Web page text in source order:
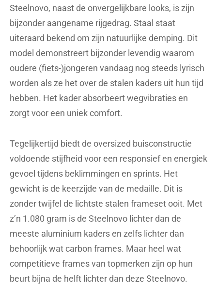
Steelnovo, naast de onvergelijkbare looks, is zijn
bijzonder aangename rijgedrag. Staal staat
uiteraard bekend om zijn natuurlijke demping. Dit
model demonstreert bijzonder levendig waarom
oudere (fiets-)jongeren vandaag nog steeds lyrisch
worden als ze het over de stalen kaders uit hun tijd
hebben. Het kader absorbeert wegvibraties en
zorgt voor een uniek comfort.
Tegelijkertijd biedt de oversized buisconstructie
voldoende stijfheid voor een responsief en energiek
gevoel tijdens beklimmingen en sprints. Het
gewicht is de keerzijde van de medaille. Dit is
zonder twijfel de lichtste stalen frameset ooit. Met
z’n 1.080 gram is de Steelnovo lichter dan de
meeste aluminium kaders en zelfs lichter dan
behoorlijk wat carbon frames. Maar heel wat
competitieve frames van topmerken zijn op hun
beurt bijna de helft lichter dan deze Steelnovo.